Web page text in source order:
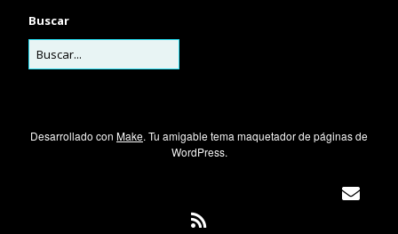
Buscar
Desarrollado con Make. Tu amigable tema maquetador de páginas de
WordPress.